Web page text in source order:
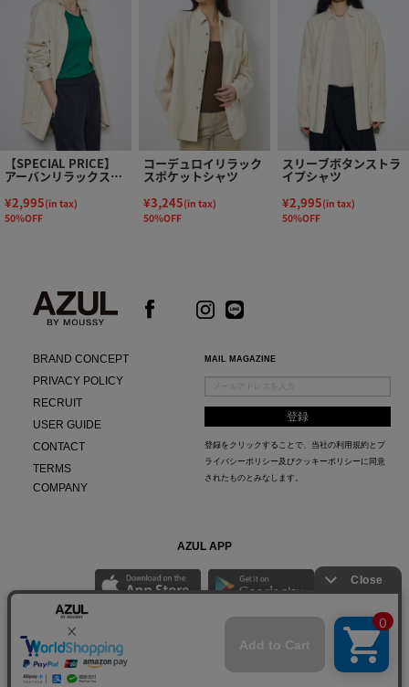
【SPECIAL PRICE】
アーバンリラックスコ
ットンシャツ
¥2,995(in tax)
50%OFF
コーデュロイリラック
スポケットシャツ
¥3,245(in tax)
50%OFF
スリーブボタンストラ
イプシャツ
¥2,995(in tax)
50%OFF
BRAND CONCEPT
PRIVACY POLICY
RECRUIT
USER GUIDE
CONTACT
TERMS
COMPANY
MAIL MAGAZINE
登録をクリックすることで、当社の利用規約と プ
ライバシーポリシー及びクッキーポリシー に同意
されたものとみなします。
AZUL APP
最新ニュースやスタイリング紹介までAZUL BY MOUSSYのお得な情報がいち早くチェック